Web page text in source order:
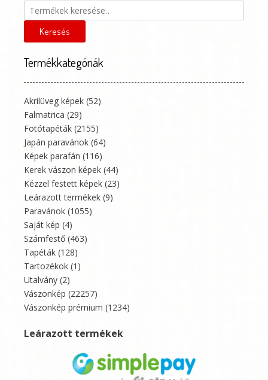
Keresés
a
következőre:
Keresés
Termékkategóriák
Akrilüveg képek (52)
Falmatrica (29)
Fotótapéták (2155)
Japán paravánok (64)
Képek parafán (116)
Kerek vászon képek (44)
Kézzel festett képek (23)
Leárazott termékek (9)
Paravánok (1055)
Saját kép (4)
Számfestő (463)
Tapéták (128)
Tartozékok (1)
Utalvány (2)
Vászonkép (22257)
Vászonkép prémium (1234)
Leárazott termékek